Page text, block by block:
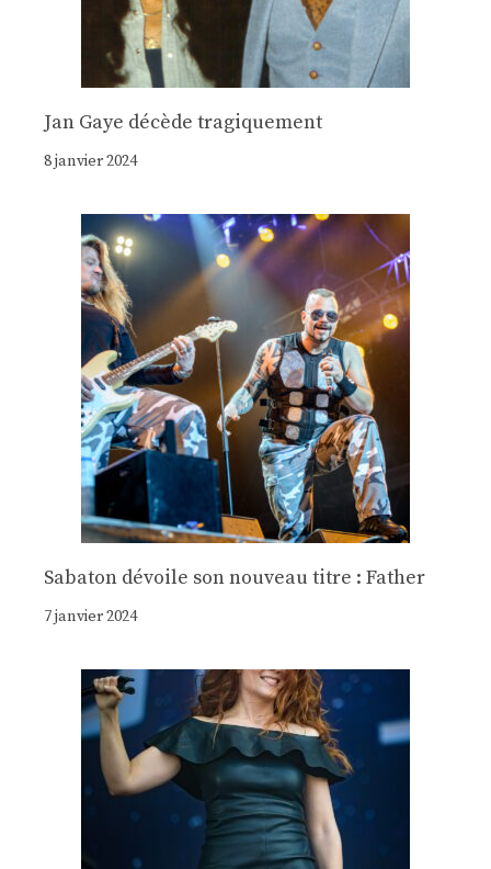
Jan Gaye décède tragiquement
8 janvier 2024
Sabaton dévoile son nouveau titre : Father
7 janvier 2024